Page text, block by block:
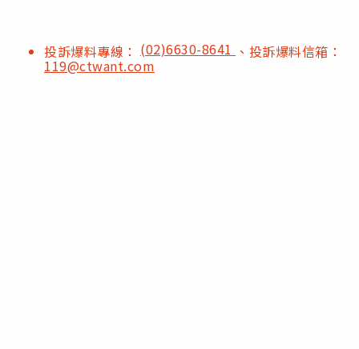
投訴爆料專線： (02)6630-8641 、投訴爆料信箱：
119@ctwant.com